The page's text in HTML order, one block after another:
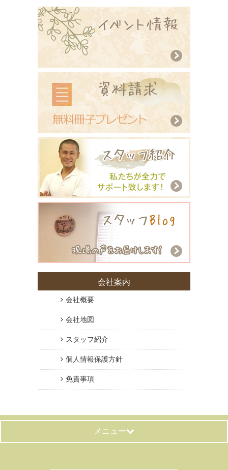
会社案内
会社概要
会社地図
スタッフ紹介
個人情報保護方針
免責事項
メニュー